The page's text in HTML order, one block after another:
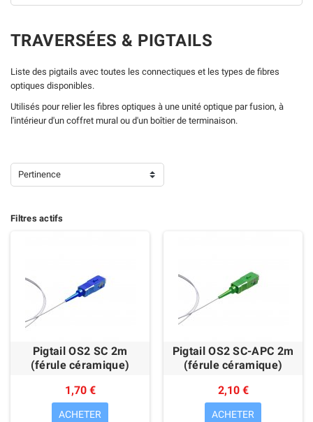
TRAVERSÉES & PIGTAILS
Liste des pigtails avec toutes les connectiques et les types de fibres
optiques disponibles.
Utilisés pour relier les fibres optiques à une unité optique par fusion, à
l'intérieur d'un coffret mural ou d'un boîtier de terminaison.
Pertinence
Filtres actifs
Pigtail OS2 SC 2m
(férule céramique)
1,70 €
ACHETER
Pigtail OS2 SC-APC 2m
(férule céramique)
2,10 €
ACHETER